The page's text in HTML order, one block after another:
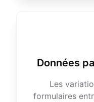
Données
Les
formulaires